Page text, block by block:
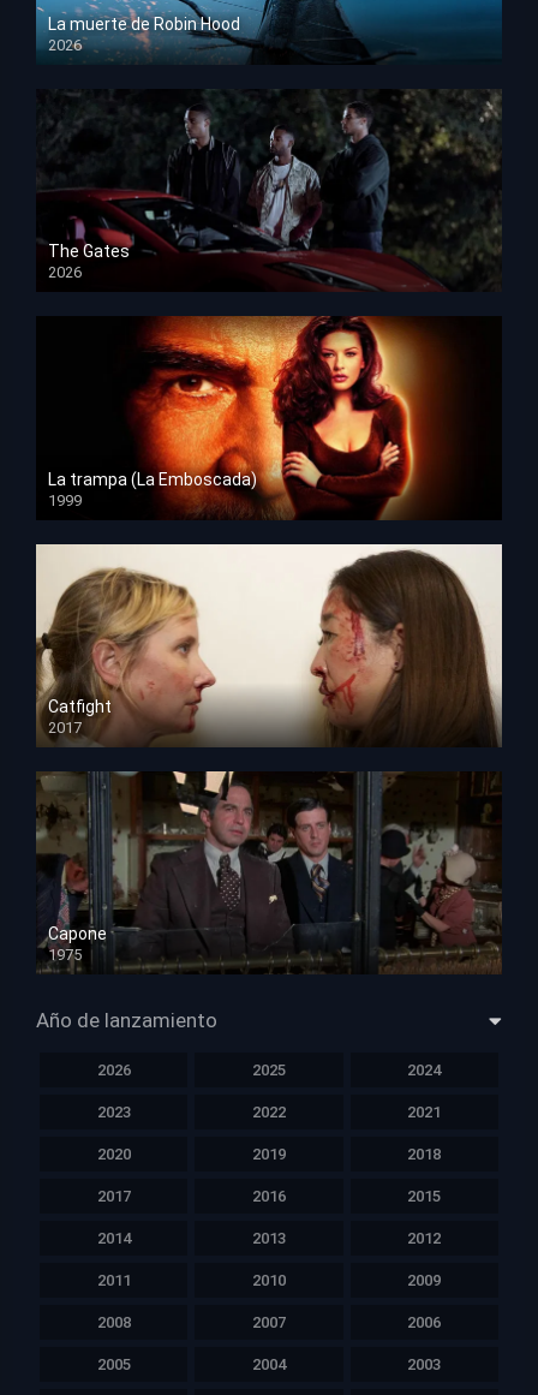
La muerte de Robin Hood
2026
HD 1080p
The Gates
2026
HD 1080p
La trampa (La Emboscada)
1999
HD 1080p
Catfight
2017
HD 720p
Capone
1975
HD 1080p
Año de lanzamiento
2026 2025 2024
2023 2022 2021
2020 2019 2018
2017 2016 2015
2014 2013 2012
2011 2010 2009
2008 2007 2006
2005 2004 2003